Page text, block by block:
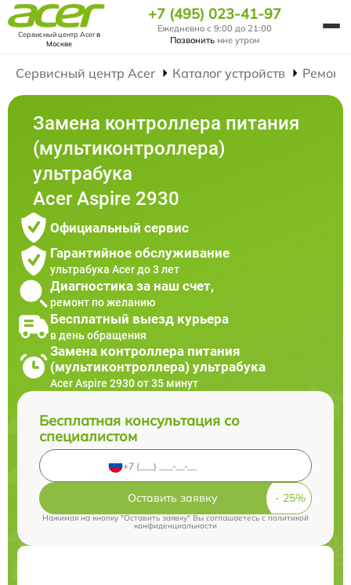
Сервисный центр Acerв
Москве
+7 (495) 023-41-97
Ежедневно с 9:00 до 21:00
Позвонить мне утром
Сервисный центр Acer Каталог устройств Ремонт
Замена контроллера питания
(мультиконтроллера)
ультрабука
Acer Aspire 2930
Официальный сервис
Гарантийное обслуживание
ультрабука Acer до 3 лет
Диагностика за наш счет,
ремонт по желанию
Бесплатный выезд курьера
в день обращения
Замена контроллера питания
(мультиконтроллера) ультрабука
Acer Aspire 2930 от 35 минут
Бесплатная консультация со
специалистом
Оставить заявку
Нажимая на кнопку "Оставить заявку" Вы соглашаетесь cполитикой
конфиденциальности